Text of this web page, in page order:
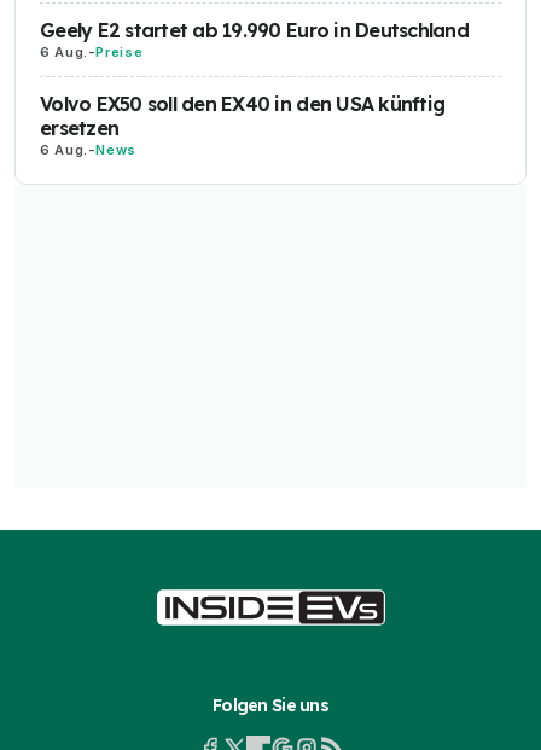
Geely E2 startet ab 19.990 Euro in Deutschland
6 Aug. -Preise
Volvo EX50 soll den EX40 in den USA künftig
ersetzen
6 Aug. -News
Folgen Sie uns